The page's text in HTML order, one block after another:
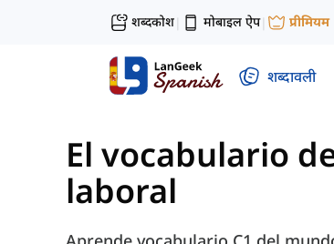
शब्दकोश| मोबाइल ऐप| प्रीमियम
शब्दावली
El vocabulario
laboral